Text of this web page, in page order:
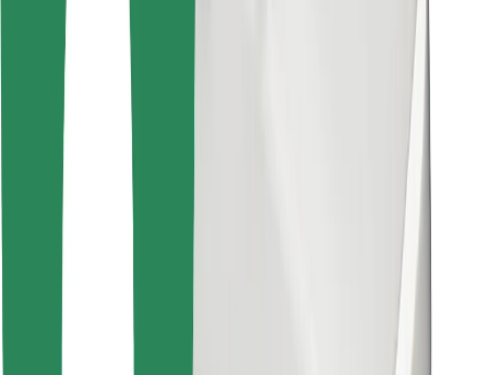
Cookies
Stiahnuť aplikáciu Bolt